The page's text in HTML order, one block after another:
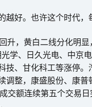
好。也许这个时代，
升，黄白二线分化明显
学、日久光电、中京
技、甘化科工等涨停
调整，康盛股份、康
交额连续第五个交易